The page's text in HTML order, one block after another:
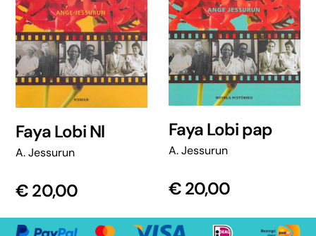
Faya Lobi Nl
A. Jessurun
€20,00
Faya Lobi pap
A. Jessurun
€20,00